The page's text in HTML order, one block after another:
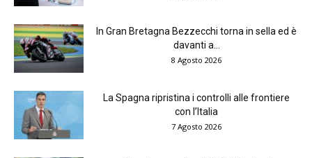
In Gran Bretagna Bezzecchi torna in sella ed è
davanti a...
8 Agosto 2026
La Spagna ripristina i controlli alle frontiere
con l’Italia
7 Agosto 2026